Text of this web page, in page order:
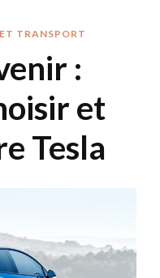
TRANSPORT
:
et
Tesla